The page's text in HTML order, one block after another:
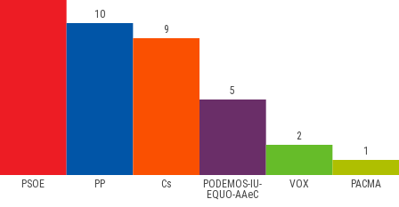
PSOE PP Cs
PODEMOS-IU-
EQUO-AAeC
VOX PACMA
10
9
5
2
1